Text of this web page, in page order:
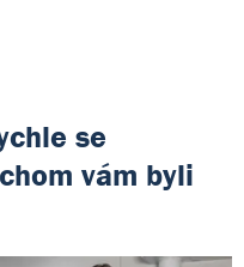
se
vám byli